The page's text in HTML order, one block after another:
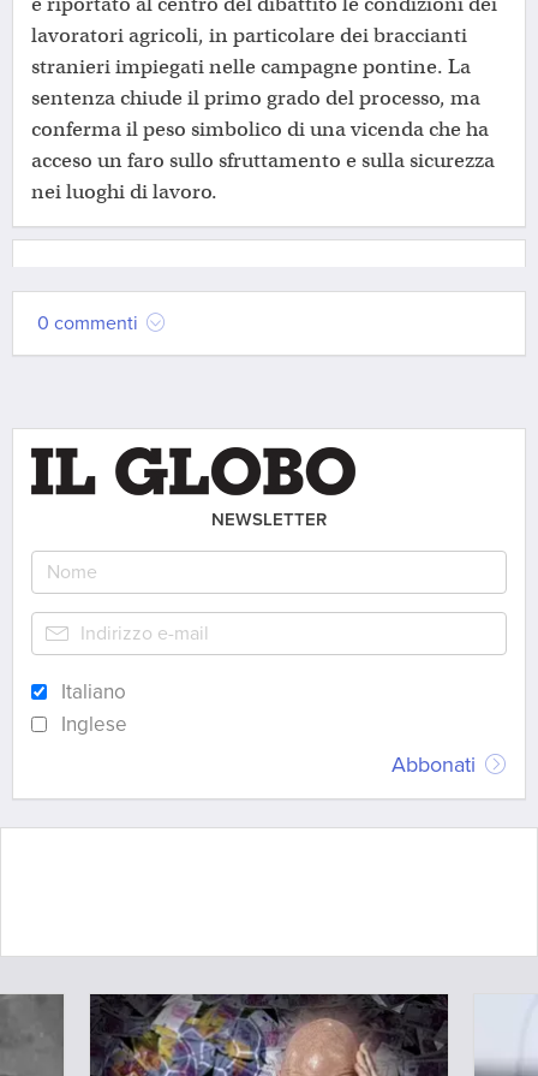
lavoratori agricoli, in particolare dei braccianti
stranieri impiegati nelle campagne pontine. La
sentenza chiude il primo grado del processo, ma
conferma il peso simbolico di una vicenda che ha
acceso un faro sullo sfruttamento e sulla sicurezza
nei luoghi di lavoro.
0 commenti
NEWSLETTER
Italiano
Inglese
Abbonati